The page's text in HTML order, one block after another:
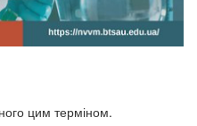
цим терміном.